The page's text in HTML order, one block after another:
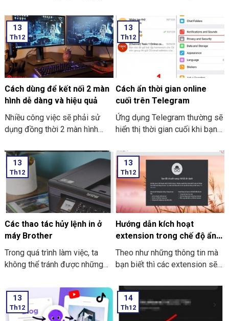
bị mất điện bạn quên chưa kịp
lưu hay laptop tắt nguồn đột
ngột làm cho bạn chưa thể kịp
lưu file. Và dưới đây là những
cách hướng dẫn bạn cách để
lấy lại file Excel chưa kịp lưu
đơn giản và dễ thực hiện.
bước vào thế giới trò chơi ảo
và trải nghiệm không gian vô
cùng mới lạ trên máy tính của
mình. Hôm nay THIÊN SƠN
COMPUTER sẽ chia sẻ với
bạn cách hướng dẫn thực hiện
cách tải và cài đặt Roblox trên
máy tính thật đơn giản.
13
Th12
Cách dùng để kết nối 2 màn
hình dễ dàng và hiệu quả
Nhiều công việc sẽ phải sử
dụng đồng thời 2 màn hình
tối ưu và nhanh hơn. Nhưng
cách dùng để kết nối 2 màn
hình dễ dàng và hiệu quả như
thế nào? Nếu bạn chưa biết thì
cùng Thiên Sơn Computer tìm
hiểu nhé.
13
Th12
Cách ẩn thời gian online
cuối trên Telegram
Ứng dụng Telegram thường sẽ
hiển thị thời gian cuối khi bạn
có thể ẩn thông tin này với các
thao tác đơn giản. Hãy cùng
THIÊN SƠN Computer tìm hiểu
cách làm sau nhé.
13
Th12
Các thao tác hủy lệnh in ở
máy Brother
Trong quá trình làm việc, ta
không thể tránh được những
Sẽ có lúc bạn lỡ tay nhấn in
nhầm, nhấn nhầm file hay là lỡ
tay nhấn chọn in ra nhiều bản
13
Th12
Hướng dẫn kích hoạt
extension trong chế độ ẩn
danh ở Google Chrome
Theo như những thông tin mà
bạn biết thì các extension sẽ
tab ẩn danh ở trên Google
Chrome. Trong bài viết này
THIÊN SƠN COMPUTER sẽ
13
Th12
14
Th12